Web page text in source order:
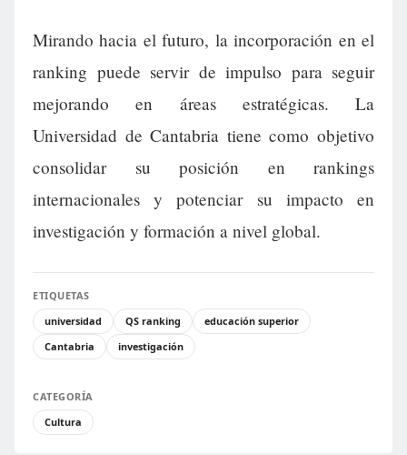
Mirando hacia el futuro, la incorporación en el
ranking puede servir de impulso para seguir
mejorando en áreas estratégicas. La
Universidad de Cantabria tiene como objetivo
consolidar su posición en rankings
internacionales y potenciar su impacto en
investigación y formación a nivel global.
ETIQUETAS
universidad
QS ranking
educación superior
Cantabria
investigación
CATEGORÍA
Cultura